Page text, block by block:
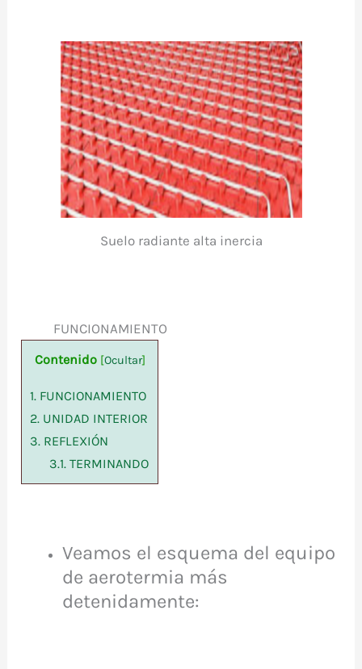
Suelo radiante alta inercia
FUNCIONAMIENTO
Contenido [Ocultar]
1. FUNCIONAMIENTO
2. UNIDAD INTERIOR
3. REFLEXIÓN
3.1. TERMINANDO
Veamos el esquema del equipo
de aerotermia más
detenidamente: